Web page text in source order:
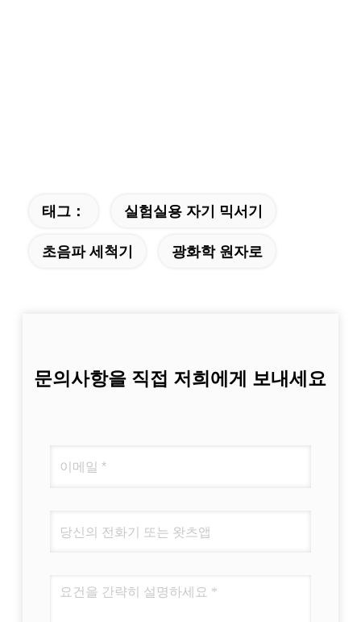
태그： 실험실용 자기 믹서기
초음파 세척기 광화학 원자로
문의사항을 직접 저희에게 보내세요